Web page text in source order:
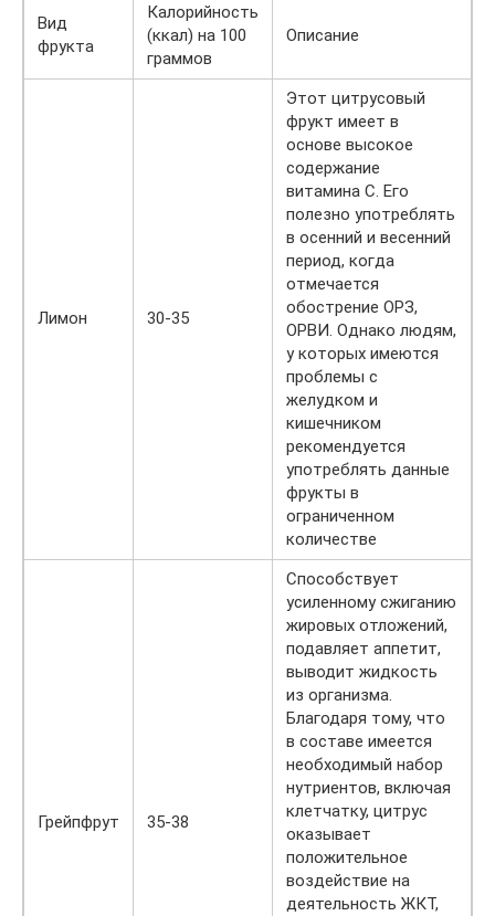
Вид
фрукта
Калорийность
(ккал) на 100
граммов
Описание
Лимон 30-35
Этот цитрусовый
фрукт имеет в
основе высокое
содержание
витамина С. Его
полезно употреблять
в осенний и весенний
период, когда
отмечается
обострение ОРЗ,
ОРВИ. Однако людям,
у которых имеются
проблемы с
желудком и
кишечником
рекомендуется
употреблять данные
фрукты в
ограниченном
количестве
Грейпфрут 35-38
Способствует
усиленному сжиганию
жировых отложений,
подавляет аппетит,
выводит жидкость
из организма.
Благодаря тому, что
в составе имеется
необходимый набор
нутриентов, включая
клетчатку, цитрус
оказывает
положительное
воздействие на
деятельность ЖКТ,